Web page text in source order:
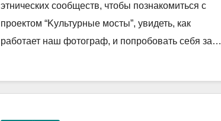
этнических сообществ, чтобы познакомиться с
проектом “Kультурные мосты”, увидеть, как
работает наш фотограф, и попробовать себя за…